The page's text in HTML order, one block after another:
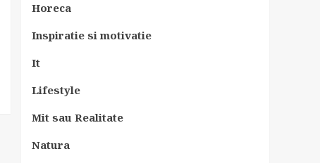
Horeca
Inspiratie si motivatie
It
Lifestyle
Mit sau Realitate
Natura